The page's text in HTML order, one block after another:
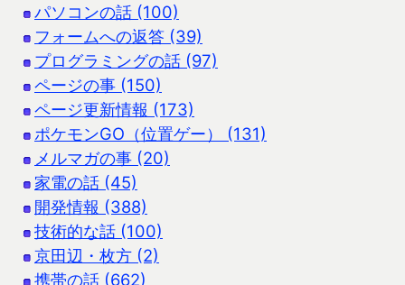
パソコンの話 (100)
フォームへの返答 (39)
プログラミングの話 (97)
ページの事 (150)
ページ更新情報 (173)
ポケモンGO（位置ゲー） (131)
メルマガの事 (20)
家電の話 (45)
開発情報 (388)
技術的な話 (100)
京田辺・枚方 (2)
携帯の話 (662)